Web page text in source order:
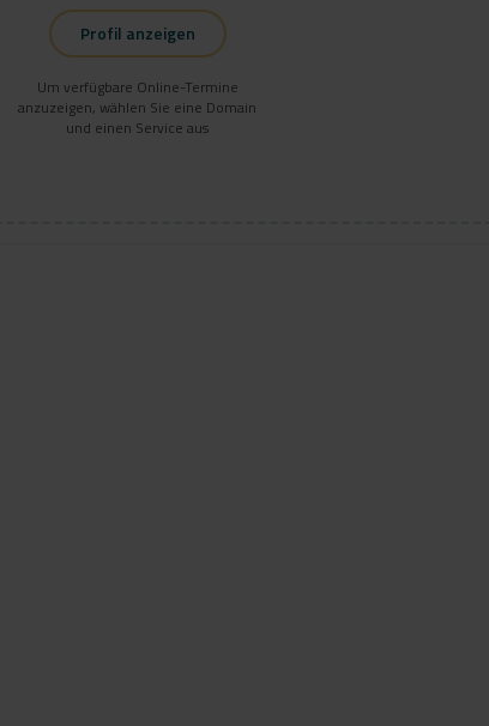
Profil anzeigen
Um verfügbare Online-Termine
anzuzeigen, wählen Sie eine Domain
und einen Service aus